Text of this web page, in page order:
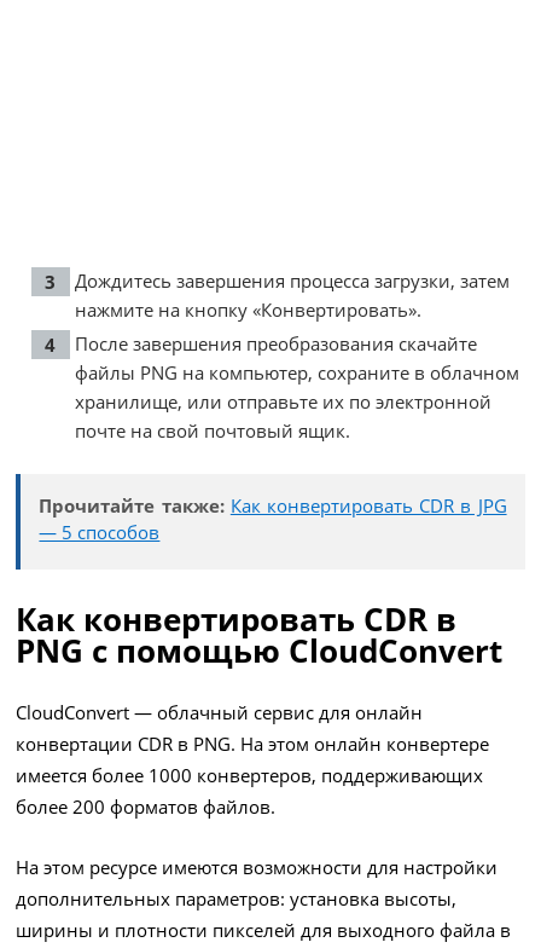
Дождитесь завершения процесса загрузки, затем
нажмите на кнопку «Конвертировать».
После завершения преобразования скачайте
файлы PNG на компьютер, сохраните в облачном
хранилище, или отправьте их по электронной
почте на свой почтовый ящик.
Прочитайте также: Как конвертировать CDR в JPG
— 5 способов
Как конвертировать CDR в
PNG с помощью CloudConvert
CloudConvert — облачный сервис для онлайн
конвертации CDR в PNG. На этом онлайн конвертере
имеется более 1000 конвертеров, поддерживающих
более 200 форматов файлов.
На этом ресурсе имеются возможности для настройки
дополнительных параметров: установка высоты,
ширины и плотности пикселей для выходного файла в